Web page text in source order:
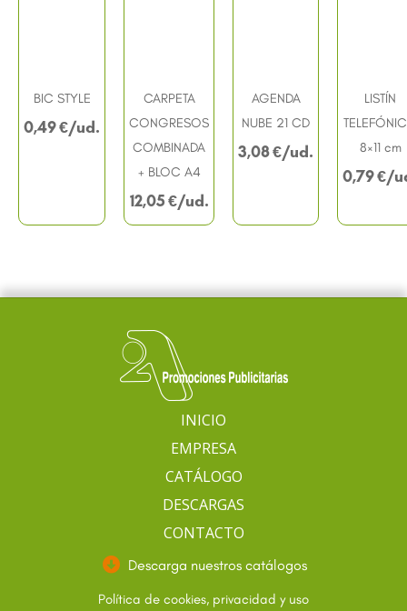
BIC STYLE
0,49€
CARPETA
CONGRESOS
COMBINADA
+ BLOC A4
12,05€
AGENDA
NUBE 21 CD
3,08€
LISTÍN
8×11 cm
0,79€
INICIO
EMPRESA
CATÁLOGO
DESCARGAS
CONTACTO
Descarga nuestros catálogos
Política de cookies, privacidad y uso